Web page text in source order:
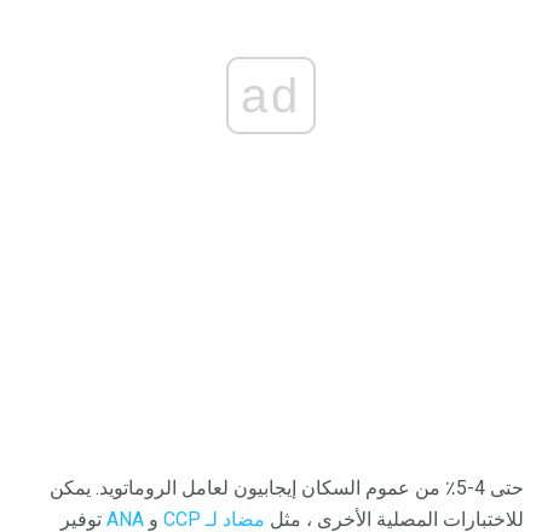
ad
حتى 4-5٪ من عموم السكان إيجابيون لعامل الروماتويد. يمكن
للاختبارات المصلية الأخرى ، مثل مضاد لـ CCP و ANA توفير